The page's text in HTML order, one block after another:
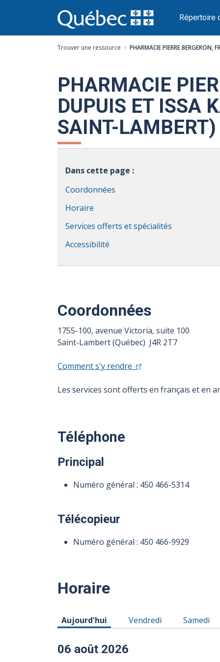
au
contenu
Répertoire
Trouver une ressource PHARMACIE PIERRE BERGERON,
PHARMACIE
DUPUIS ET ISSA
SAINT-LAMBERT)
Dans cette page :
Coordonnées
Horaire
Services offerts et spécialités
Accessibilité
Coordonnées
1755-100, avenue Victoria, suite 100
Saint-Lambert (Québec) J4R 2T7
Comment s'y rendre
Les services sont offerts en français et en
Téléphone
Principal
Numéro général : 450 466-5314
Télécopieur
Numéro général : 450 466-9929
Horaire
Horaire du Jeudi 06 août 2026
Aujourd'hui Horaire du Vendredi 07
Vendredi Horaire
Samedi
06 août 2026